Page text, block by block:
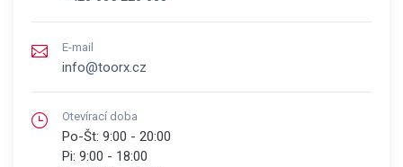
E-mail
info@toorx.cz
Otevírací doba
Po-Št: 9:00 - 20:00
Pi: 9:00 - 18:00